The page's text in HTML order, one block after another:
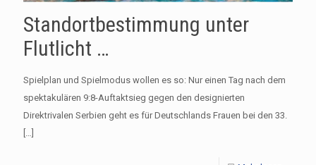
Standortbestimmung unter
Flutlicht …
Spielplan und Spielmodus wollen es so: Nur einen Tag nach dem
spektakulären 9:8-Auftaktsieg gegen den designierten
Direktrivalen Serbien geht es für Deutschlands Frauen bei den 33.
[…]